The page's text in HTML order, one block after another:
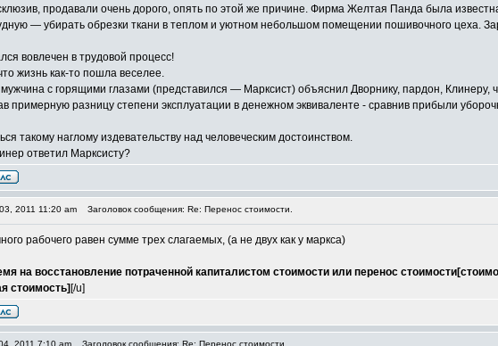
продавали очень дорого, опять по этой же причине. Фирма Желтая Панда была
— убирать обрезки ткани в теплом и уютном небольшом помещении пошивочного цеха.
вовлечен в трудовой процесс!
жизнь как-то пошла веселее.
с горящими глазами (представился — Марксист) объяснил Дворнику, пардон, Клинеру,
примерную разницу степени эксплуатации в денежном эквиваленте - сравнив прибыли
такому наглому издевательству над человеческим достоинством.
ответил Марксисту?
2011 11:20 am Заголовок сообщения: Re: Перенос стоимости.
рабочего равен сумме трех слагаемых, (а не двух как у маркса)
на восстановление потраченной капиталистом стоимости или перенос
стоимость] [/u]
2011 7:10 am Заголовок сообщения: Re: Перенос стоимости.